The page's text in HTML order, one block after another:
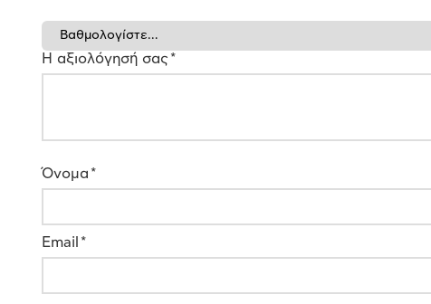
Η αξιολόγησή σας *
Όνομα *
Email *